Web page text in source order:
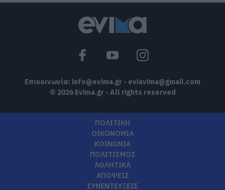
Επικοινωνία: info@evima.gr - eviavima@gmail.com
© 2026 Evima.gr - All rights reserved
ΠΟΛΙΤΙΚΗ
ΟΙΚΟΝΟΜΙΑ
ΚΟΙΝΩΝΙΑ
ΠΟΛΙΤΙΣΜΟΣ
ΑΘΛΗΤΙΚΑ
ΑΠΟΨΕΙΣ
ΣΥΝΕΝΤΕΥΞΕΙΣ